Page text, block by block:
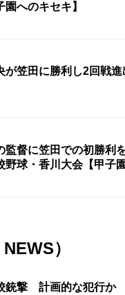
園へのキセキ】
が笠田に勝利し2回戦
監督に笠田での初勝
球・香川大会【甲子園
）
銃撃 計画的な犯行